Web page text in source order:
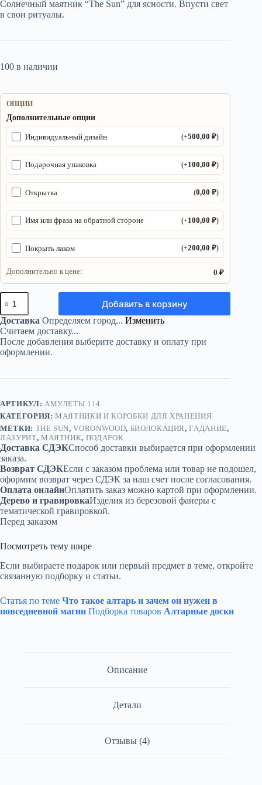
1
500,00 ₽.
050,00 ₽.
Солнечный маятник “The Sun” для ясности. Впусти свет
в свои ритуалы.
100 в наличии
ОПЦИИ
Дополнительные опции
Индивидуальный дизайн (+500,00₽)
Подарочная упаковка (+100,00₽)
Открытка (0,00₽)
Имя или фраза на обратной стороне (+100,00₽)
Покрыть лаком (+200,00₽)
Дополнительно к цене: 0 ₽
Количество
товара
Маятник
«The
Sun»
—
лазурит
Добавить в корзину
Доставка Определяем город... Изменить
Считаем доставку...
После добавления выберите доставку и оплату при
оформлении.
АРТИКУЛ: АМУЛЕТЫ 114
КАТЕГОРИЯ:МАЯТНИКИ И КОРОБКИ ДЛЯ ХРАНЕНИЯ
МЕТКИ: THE SUN,VORONWOOD, БИОЛОКАЦИЯ,ГАДАНИЕ,
ЛАЗУРИТ, МАЯТНИК, ПОДАРОК
Доставка СДЭКСпособ доставки выбирается при оформлении
заказа.
Возврат СДЭКЕсли с заказом проблема или товар не подошел,
оформим возврат через СДЭК за наш счет после согласования.
Оплата онлайнОплатить заказ можно картой при оформлении.
Дерево и гравировкаИзделия из березовой фанеры с
тематической гравировкой.
Перед заказом
Посмотреть тему шире
Если выбираете подарок или первый предмет в теме, откройте
связанную подборку и статьи.
Статья по теме Что такое алтарь и зачем он нужен в
повседневной магии Подборка товаров Алтарные доски
Описание
Детали
Отзывы (4)